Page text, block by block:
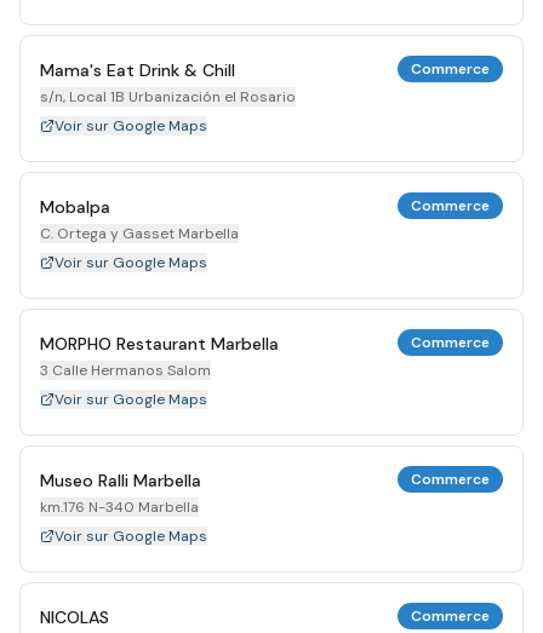
Mama's Eat Drink & Chill
s/n, Local 1B Urbanización el Rosario
Commerce
Voir sur Google Maps
Mobalpa
C. Ortega y Gasset Marbella
Commerce
Voir sur Google Maps
MORPHO Restaurant Marbella
3 Calle Hermanos Salom
Commerce
Voir sur Google Maps
Museo Ralli Marbella
km.176 N-340 Marbella
Commerce
Voir sur Google Maps
NICOLAS Commerce